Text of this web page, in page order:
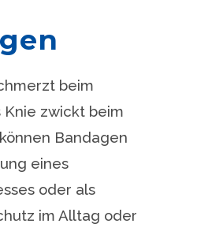
beim
Knie zwickt beim
Bandagen
eines
oder als
im Alltag oder